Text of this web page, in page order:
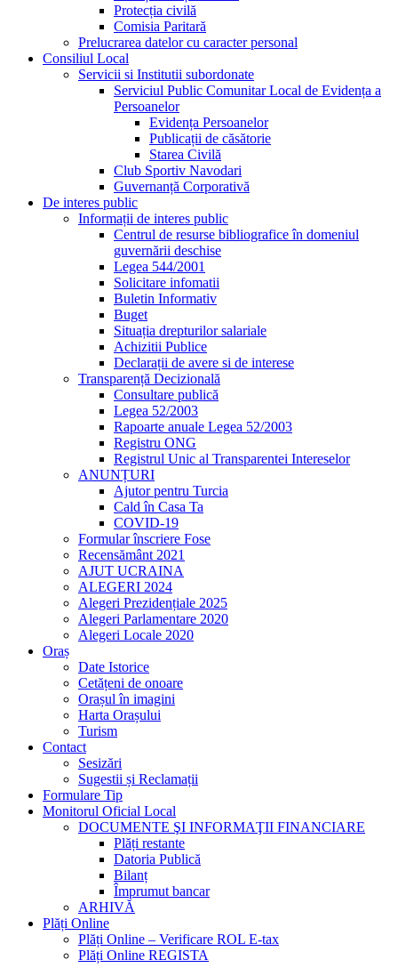
Protecția civilă
Comisia Paritară
Prelucrarea datelor cu caracter personal
Consiliul Local
Servicii si Institutii subordonate
Serviciul Public Comunitar Local de Evidența a
Persoanelor
Evidența Persoanelor
Publicații de căsătorie
Starea Civilă
Club Sportiv Navodari
Guvernanță Corporativă
De interes public
Informații de interes public
Centrul de resurse bibliografice în domeniul
guvernării deschise
Legea 544/2001
Solicitare infomatii
Buletin Informativ
Buget
Situația drepturilor salariale
Achizitii Publice
Declarații de avere si de interese
Transparență Decizională
Consultare publică
Legea 52/2003
Rapoarte anuale Legea 52/2003
Registru ONG
Registrul Unic al Transparentei Intereselor
ANUNȚURI
Ajutor pentru Turcia
Cald în Casa Ta
COVID-19
Formular înscriere Fose
Recensământ 2021
AJUT UCRAINA
ALEGERI 2024
Alegeri Prezidențiale 2025
Alegeri Parlamentare 2020
Alegeri Locale 2020
Oraș
Date Istorice
Cetățeni de onoare
Orașul în imagini
Harta Orașului
Turism
Contact
Sesizări
Sugestii și Reclamații
Formulare Tip
Monitorul Oficial Local
DOCUMENTE ŞI INFORMAŢII FINANCIARE
Plăți restante
Datoria Publică
Bilanț
Împrumut bancar
ARHIVĂ
Plăți Online
Plăți Online – Verificare ROL E-tax
Plăți Online REGISTA